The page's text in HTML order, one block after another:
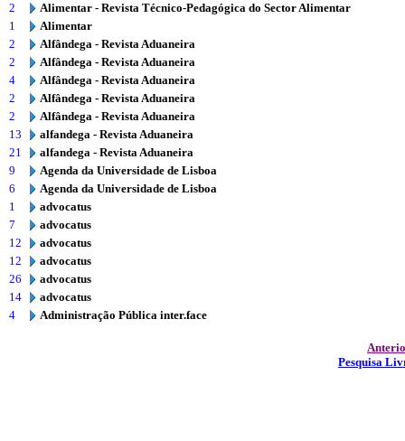
2
Alimentar - Revista Técnico-Pedagógica do Sector Alimentar
1
Alimentar
2
Alfândega - Revista Aduaneira
2
Alfândega - Revista Aduaneira
4
Alfândega - Revista Aduaneira
2
Alfândega - Revista Aduaneira
2
Alfândega - Revista Aduaneira
13
alfandega - Revista Aduaneira
21
alfandega - Revista Aduaneira
9
Agenda da Universidade de Lisboa
6
Agenda da Universidade de Lisboa
1
advocatus
7
advocatus
12
advocatus
12
advocatus
26
advocatus
14
advocatus
4
Administração Pública inter.face
Pesquisa